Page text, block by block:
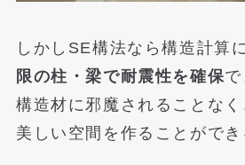
しかしSE構法なら構造計算
限の柱・梁で耐震性を確保で
構造材に邪魔されることな
美しい空間を作ることができ